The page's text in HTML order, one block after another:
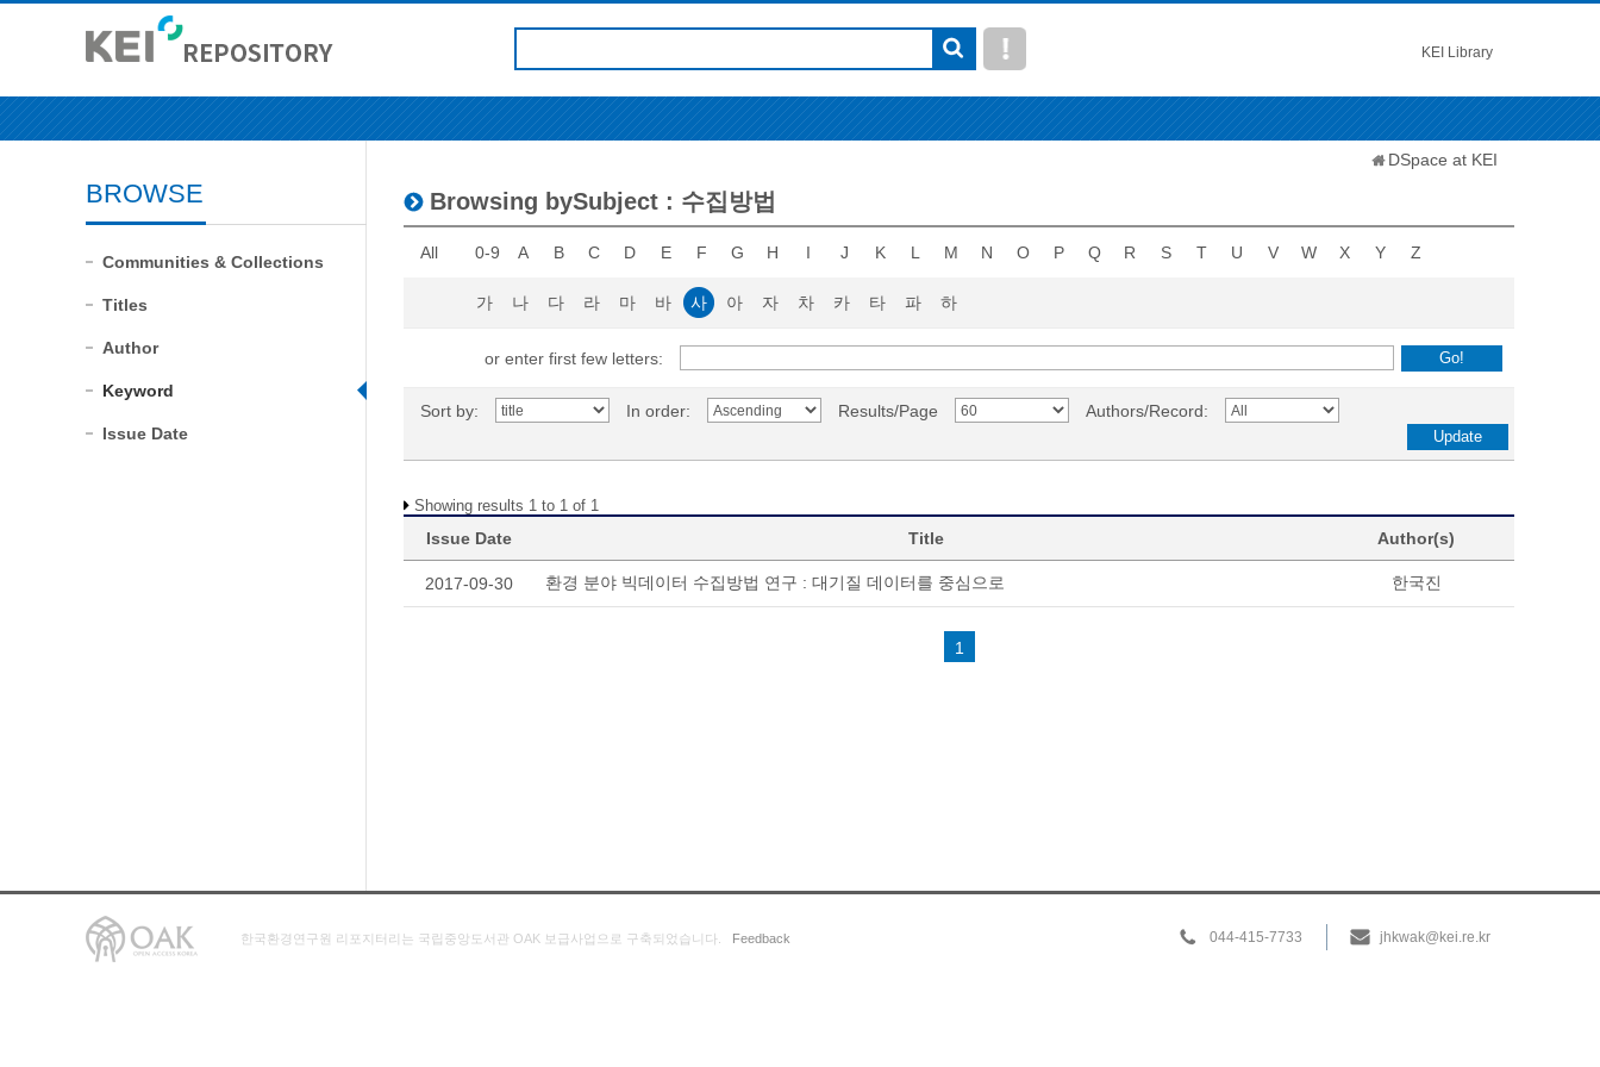
KEI Library
BROWSE
Communities & Collections
Titles
Author
Keyword
Issue Date
DSpace at KEI
Browsing bySubject : 수집방법
All 0-9 A B C D E F G H I J K L M N O P Q R S T U V W X Y Z
가 나 다 라 마 바 사 아 자 차 카 타 파 하
or enter first few letters:
Sort by: In order: Results/Page Authors/Record:
Showing results 1 to 1 of 1
Issue Date Title Author(s)
2017-09-30 환경 분야 빅데이터 수집방법 연구 : 대기질 데이터를 중심으로 한국진
1
044-415-7733 jhkwak@kei.re.kr
한국환경연구원 리포지터리는 국립중앙도서관 OAK 보급사업으로 구축되었습니다. Feedback